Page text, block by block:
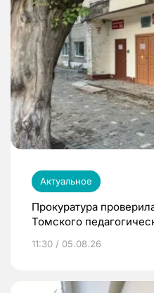
Актуальное
Прокуратура
Томского
11:30 / 05.08.26